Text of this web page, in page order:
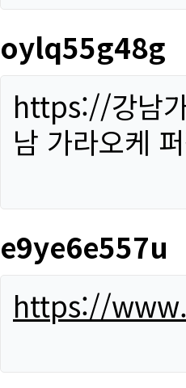
oylq55g48g
https://강남
남 가라오케
e9ye6e557u
https://